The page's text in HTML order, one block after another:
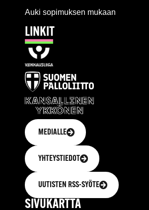
Auki sopimuksen mukaan
LINKIT
MEDIALLE
YHTEYSTIEDOT
UUTISTEN RSS-SYÖTE
SIVUKARTTA